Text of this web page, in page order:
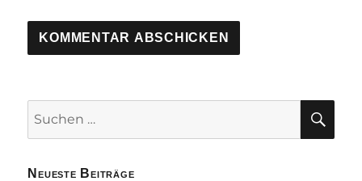
Neueste Beiträge